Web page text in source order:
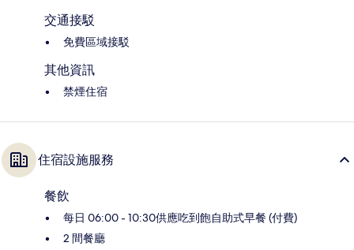
交通接駁
免費區域接駁
其他資訊
禁煙住宿
住宿設施服務
餐飲
每日 06:00 - 10:30供應吃到飽自助式早餐 (付費)
2 間餐廳